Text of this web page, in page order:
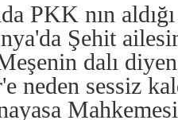
nın aldığı
Şehit
dalı
neden sessiz